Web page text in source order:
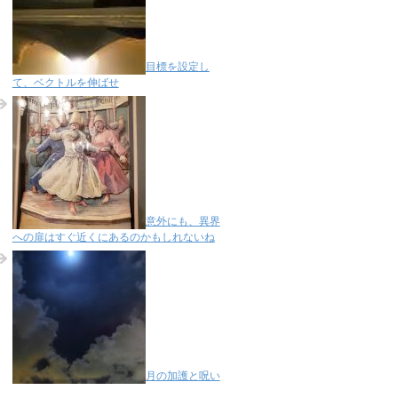
目標を設定し
て、ベクトルを伸ばせ
意外にも、異界
への扉はすぐ近くにあるのかもしれないね
月の加護と呪い